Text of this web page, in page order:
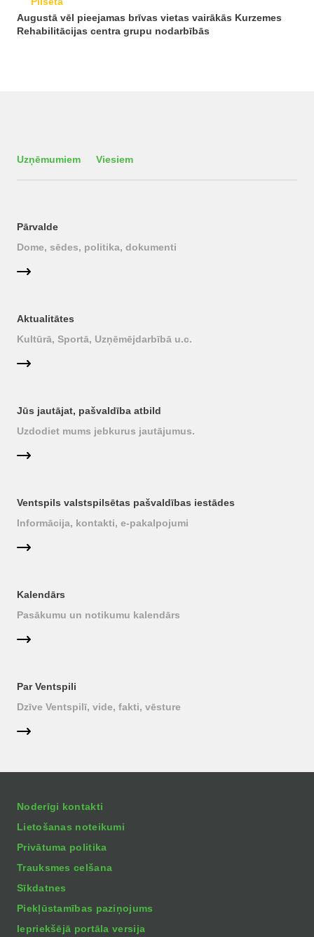
Augustā vēl pieejamas brīvas vietas vairākās Kurzemes
Rehabilitācijas centra grupu nodarbībās
Uzņēmumiem Viesiem
Pārvalde
Dome, sēdes, politika, dokumenti
Aktualitātes
Kultūrā, Sportā, Uzņēmējdarbībā u.c.
Jūs jautājat, pašvaldība atbild
Uzdodiet mums jebkurus jautājumus.
Ventspils valstspilsētas pašvaldības iestādes
Informācija, kontakti, e-pakalpojumi
Kalendārs
Pasākumu un notikumu kalendārs
Par Ventspili
Dzīve Ventspilī, vide, fakti, vēsture
Noderīgi kontakti
Lietošanas noteikumi
Privātuma politika
Trauksmes celšana
Sīkdatnes
Piekļūstamības paziņojums
Iepriekšējā portāla versija